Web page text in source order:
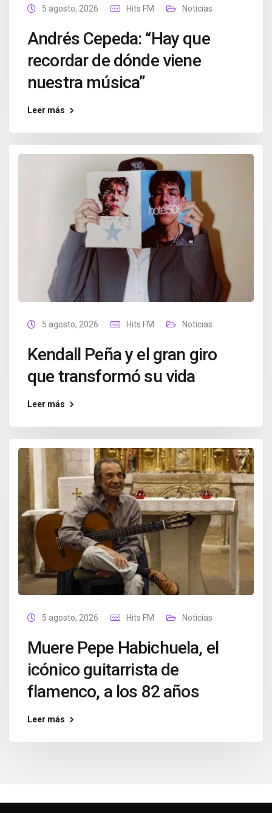
5 agosto, 2026 Hits FM Noticias
Andrés Cepeda: “Hay que
recordar de dónde viene
nuestra música”
Leer más
5 agosto, 2026 Hits FM Noticias
Kendall Peña y el gran giro
que transformó su vida
Leer más
5 agosto, 2026 Hits FM Noticias
Muere Pepe Habichuela, el
icónico guitarrista de
flamenco, a los 82 años
Leer más